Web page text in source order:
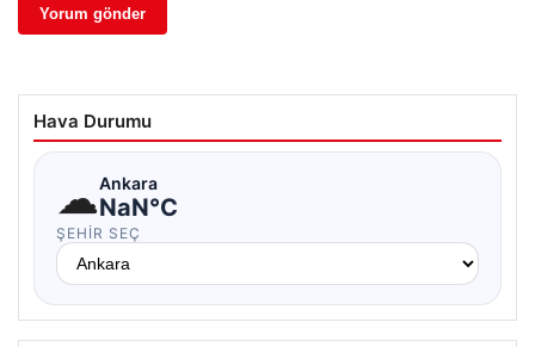
Hava Durumu
☁Ankara
NaN°C
ŞEHIR SEÇ